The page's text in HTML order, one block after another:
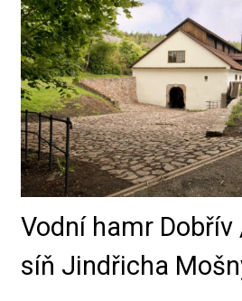
Vodní hamr
síň Jindřicha